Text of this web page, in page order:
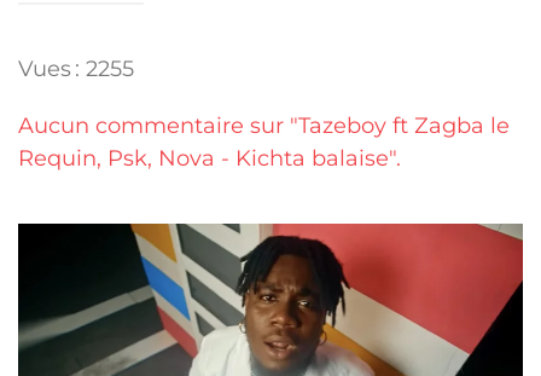
Vues : 2255
Aucun commentaire sur "Tazeboy ft Zagba le
Requin, Psk, Nova - Kichta balaise".